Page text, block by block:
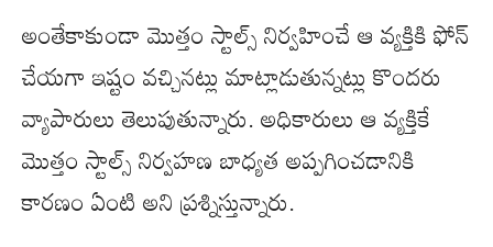
అంతేకాకుండా మొత్తం స్టాల్స్ నిర్వహించే ఆ వ్యక్తికి ఫోన్
చేయగా ఇష్టం వచ్చినట్లు మాట్లాడుతున్నట్లు కొందరు
వ్యాపారులు తెలుపుతున్నారు. అధికారులు ఆ వ్యక్తికే
మొత్తం స్టాల్స్ నిర్వహణ బాధ్యత అప్పగించడానికి
కారణం ఏంటి అని ప్రశ్నిస్తున్నారు.